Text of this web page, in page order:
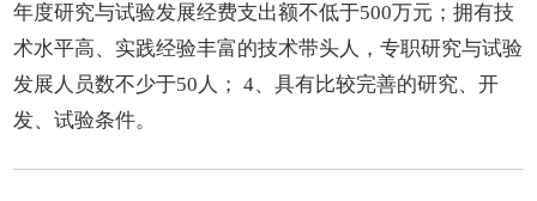
年度研究与试验发展经费支出额不低于500万元；拥有技
术水平高、实践经验丰富的技术带头人，专职研究与试验
发展人员数不少于50人； 4、具有比较完善的研究、开
发、试验条件。